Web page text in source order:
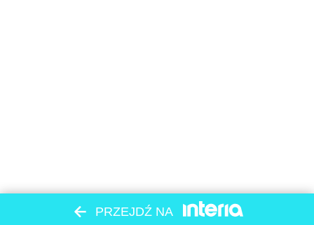
PRZEJDŹ NA